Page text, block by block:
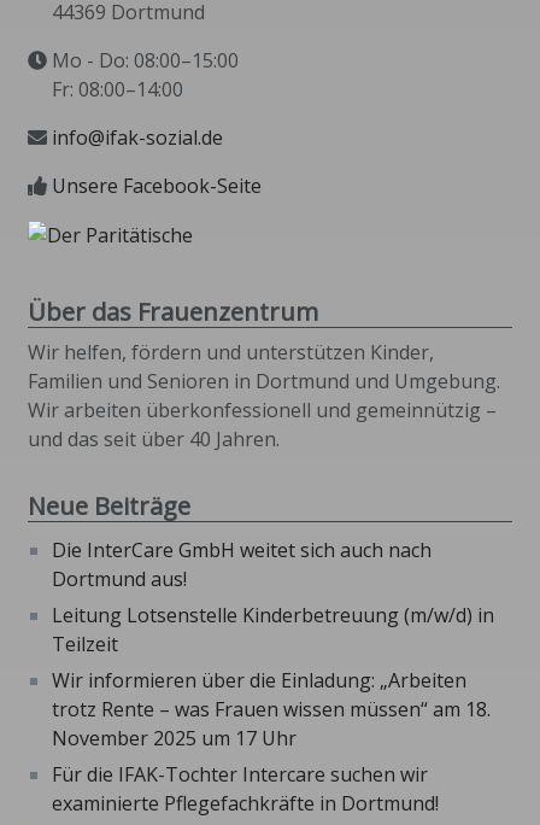
44369 Dortmund
Mo - Do: 08:00–15:00
Fr: 08:00–14:00
info@ifak-sozial.de
Unsere Facebook-Seite
Über das Frauenzentrum
Wir helfen, fördern und unterstützen Kinder,
Familien und Senioren in Dortmund und Umgebung.
Wir arbeiten überkonfessionell und gemeinnützig –
und das seit über 40 Jahren.
Neue Beiträge
Die InterCare GmbH weitet sich auch nach
Dortmund aus!
Leitung Lotsenstelle Kinderbetreuung (m/w/d) in
Teilzeit
Wir informieren über die Einladung: „Arbeiten
trotz Rente – was Frauen wissen müssen“ am 18.
November 2025 um 17 Uhr
Für die IFAK-Tochter Intercare suchen wir
examinierte Pflegefachkräfte in Dortmund!